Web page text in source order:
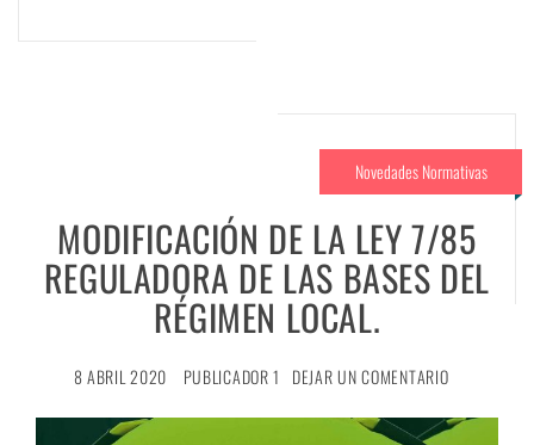
Novedades Normativas
MODIFICACIÓN DE LA LEY 7/85
REGULADORA DE LAS BASES DEL
RÉGIMEN LOCAL.
8 ABRIL 2020 PUBLICADOR 1 DEJAR UN COMENTARIO